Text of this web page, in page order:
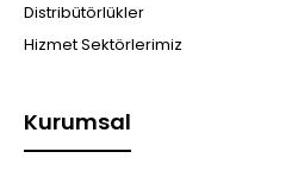
Distribütörlükler
Hizmet Sektörlerimiz
Kurumsal